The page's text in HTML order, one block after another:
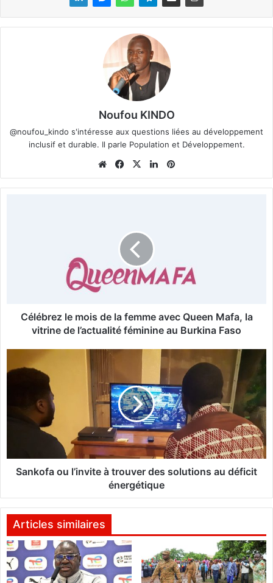
Noufou KINDO
@noufou_kindo s'intéresse aux questions liées au développement
inclusif et durable. Il parle Population et Développement.
We
bsi
Fa
ce
X
Lin
ke ter
m
v
Q
u
e
Célébrez le mois de la femme avec Queen Mafa, la
vitrine de l’actualité féminine au Burkina Faso
a
u
i
n
i
t
e
à
Sankofa ou l’invite à trouver des solutions au déficit
énergétique
Articles similaires